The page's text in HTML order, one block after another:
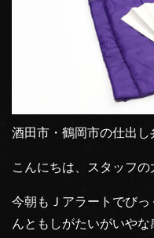
酒田市・鶴岡市の仕出
こんにちは、スタッフの
今朝もＪアラートでび
んともしがたいがいや